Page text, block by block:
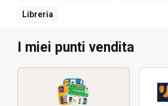
Libreria
I miei punti vendita